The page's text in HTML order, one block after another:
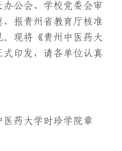
公会、学校党委会审
报贵州省教育厅核准
现将《贵州中医药大
式印发，请各单位认真
医药大学时珍学院章